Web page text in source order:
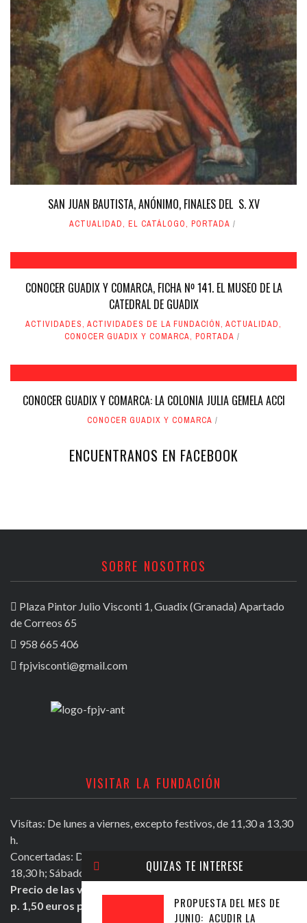
SAN JUAN BAUTISTA, ANÓNIMO, FINALES DEL S. XV
ACTUALIDAD, EL CATÁLOGO, PORTADA
CONOCER GUADIX Y COMARCA, FICHA Nº 141. EL MUSEO DE LA
CATEDRAL DE GUADIX
ACTIVIDADES, ACTIVIDADES DE LA FUNDACIÓN, ACTUALIDAD,
CONOCER GUADIX Y COMARCA, PORTADA
CONOCER GUADIX Y COMARCA: LA COLONIA JULIA GEMELA ACCI
CONOCER GUADIX Y COMARCA
QUIZAS TE INTERESE
PROPUESTA DEL MES DE
JUNIO: ACUDIR LA
ENCUENTRANOS EN FACEBOOK
SOBRE NOSOTROS
Plaza Pintor Julio Visconti 1, Guadix (Granada) Apartado
de Correos 65
958 665 406
fpjvisconti@gmail.com
VISITAR LA FUNDACIÓN
Visítas: De lunes a viernes, excepto festivos, de 11,30 a 13,30
h.
Concertadas: De lunes a viernes excepto festivos, de 16,30 a
18,30 h; Sábados mañana de 11,30 a 13,30 h.
Precio de las visitas: Individual 2 euros. Grupos + de 10
p. 1,50 euros persona.